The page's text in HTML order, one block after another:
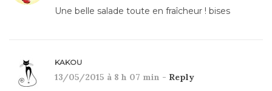
Une belle salade toute en fraîcheur ! bises
KAKOU
13/05/2015 à 8 h 07 min - Reply